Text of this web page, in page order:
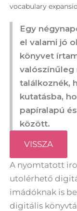
vocabulary
Egy
el valami jó
könyvet
valószínűleg
találkoznék,
kutatásba,
papíralapú
között.
VISSZA
A nyomtatott
utolérhető
imádóknak is
digitális